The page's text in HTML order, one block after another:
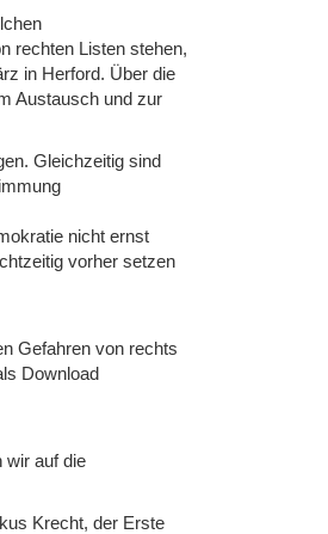
rechten Listen stehen,
in Herford. Über die
Austausch und zur
Gleichzeitig sind
nicht ernst
vorher setzen
Gefahren von rechts
Download
wir auf die
Krecht, der Erste